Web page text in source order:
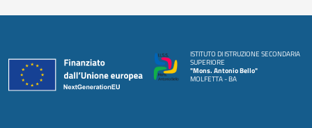
ISTITUTO DI ISTRUZIONE SECONDARIA
SUPERIORE
"Mons. Antonio Bello"
MOLFETTA - BA